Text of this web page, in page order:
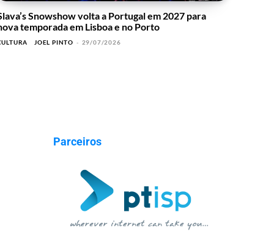
Snowshow volta a Portugal em 2027 para
temporada em Lisboa e no Porto
JOEL PINTO - 29/07/2026
Parceiros